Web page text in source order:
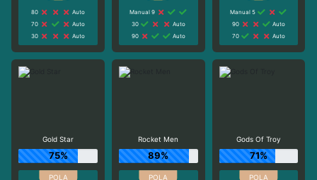
80
Auto
70
Auto
30
Auto
Manual 9
30
Auto
90
Auto
Manual 5
90
Auto
70
Auto
Gold Star
75%
Rocket Men
89%
Gods Of Troy
71%